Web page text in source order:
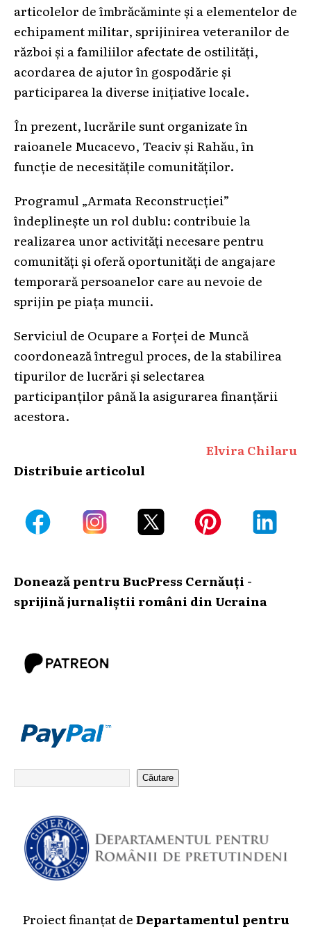
articolelor de îmbrăcăminte și a elementelor de
echipament militar, sprijinirea veteranilor de
război și a familiilor afectate de ostilități,
acordarea de ajutor în gospodărie și
participarea la diverse inițiative locale.
În prezent, lucrările sunt organizate în
raioanele Mucacevo, Teaciv și Rahău, în
funcție de necesitățile comunităților.
Programul „Armata Reconstrucției”
îndeplinește un rol dublu: contribuie la
realizarea unor activități necesare pentru
comunități și oferă oportunități de angajare
temporară persoanelor care au nevoie de
sprijin pe piața muncii.
Serviciul de Ocupare a Forței de Muncă
coordonează întregul proces, de la stabilirea
tipurilor de lucrări și selectarea
participanților până la asigurarea finanțării
acestora.
Elvira Chilaru
Distribuie articolul
Donează pentru BucPress Cernăuți -
sprijină jurnaliștii români din Ucraina
Căutare
Proiect finanțat deDepartamentul pentru